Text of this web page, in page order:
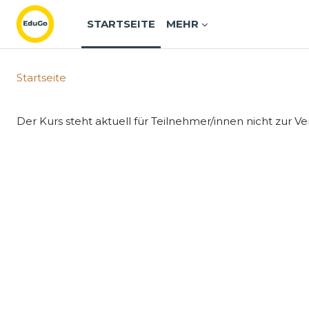
Zum Hauptinhalt
STARTSEITE
MEHR
Startseite
Der Kurs steht aktuell für Teilnehmer/innen nicht zur